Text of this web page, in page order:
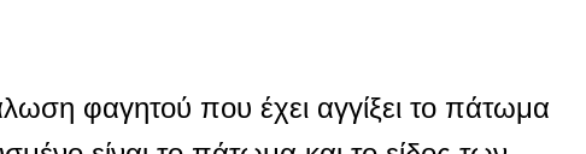
φαγητού που έχει αγγίξει το πάτωμα